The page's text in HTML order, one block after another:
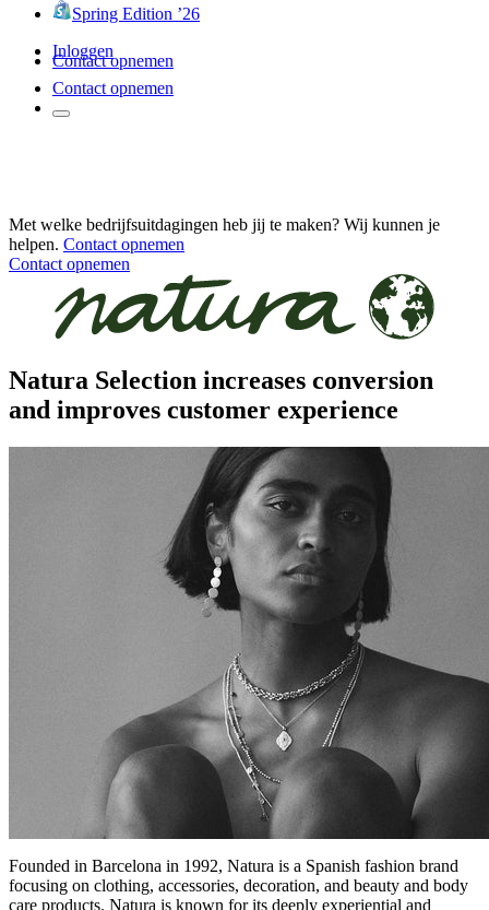
Spring Edition ’26
Inloggen
Contact opnemen
Contact opnemen
Met welke bedrijfsuitdagingen heb jij te maken? Wij kunnen je
helpen. Contact opnemen
Contact opnemen
Natura Selection increases conversion
and improves customer experience
Founded in Barcelona in 1992, Natura is a Spanish fashion brand
focusing on clothing, accessories, decoration, and beauty and body
care products. Natura is known for its deeply experiential and